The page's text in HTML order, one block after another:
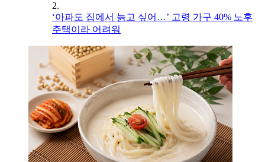
2.
‘아파도 집에서 늙고 싶어…’ 고령 가구 40% 노후
주택이라 어려워